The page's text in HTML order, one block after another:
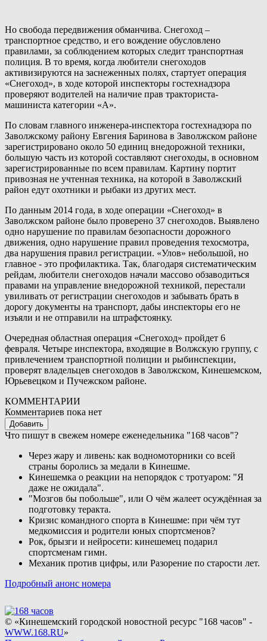
Но свобода передвижения обманчива. Снегоход –
транспортное средство, и его вождение обусловлено
правилами, за соблюдением которых следит транспортная
полиция. В то время, когда любители снегоходов
активизируются на заснеженных полях, стартует операция
«Снегоход», в ходе которой инспекторы гостехнадзора
проверяют водителей на наличие прав тракториста-
машиниста категории «А».
По словам главного инженера-инспектора гостехнадзора по
Заволжскому району Евгения Баринова в Заволжском районе
зарегистрировано около 50 единиц внедорожной техники,
большую часть из которой составляют снегоходы, в основном
зарегистрированные по всем правилам. Картину портит
привозная не учтенная техника, на которой в Заволжский
район едут охотники и рыбаки из других мест.
По данным 2014 года, в ходе операции «Снегоход» в
Заволжском районе было проверено 37 снегоходов. Выявлено
одно нарушение по правилам безопасности дорожного
движения, одно нарушение правил проведения техосмотра,
два нарушения правил регистрации. «Улов» небольшой, но
главное - это профилактика. Так, благодаря систематическим
рейдам, любители снегоходов начали массово обзаводиться
правами на управление внедорожной техникой, перестали
увиливать от регистрации снегоходов и забывать брать в
дорогу документы на транспорт, дабы инспекторы его не
изъяли и не отправили на штрафстоянку.
Очередная областная операция «Снегоход» пройдет 6
февраля. Четыре инспектора, входящие в Волжскую группу, с
привлечением транспортной полиции и рыбинспекции,
проверят владельцев снегоходов в Заволжском, Кинешемском,
Юрьевецком и Пучежском районе.
КОММЕНТАРИИ
Комментариев пока нет
Добавить
Что пишут в свежем номере еженедельника "168 часов"?
Через жару и ливень: как водномоторники со всей
страны боролись за медали в Кинешме.
Кинешемка о реакции на непорядок с тротуаром: "Я
даже не ожидала".
"Мозгов бы побольше", или О чём жалеет осуждённая за
подготовку теракта.
Кризис командного спорта в Кинешме: при чём тут
медкомиссия и родители юных спортсменов?
Рок, брызги и нейросети: кинешемец подарил
спортсменам гимн.
Механик против цифры, или Разорение по старости лет.
Подробный анонс номера
© «Кинешемский городской новостной ресурс "168 часов" -
WWW.168.RU»